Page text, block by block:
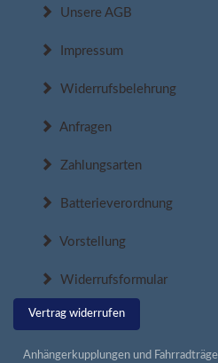
Unsere AGB
Impressum
Widerrufsbelehrung
Anfragen
Zahlungsarten
Batterieverordnung
Vorstellung
Widerrufsformular
Vertrag widerrufen
Anhängerkupplungen und